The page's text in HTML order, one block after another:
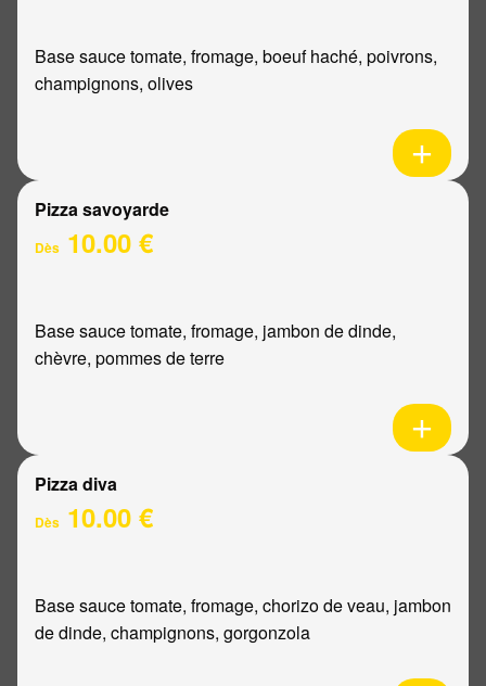
Base sauce tomate, fromage, boeuf haché, poivrons,
champignons, olives
Pizza savoyarde
Dès 10.00 €
Base sauce tomate, fromage, jambon de dinde,
chèvre, pommes de terre
Pizza diva
Dès 10.00 €
Base sauce tomate, fromage, chorizo de veau, jambon
de dinde, champignons, gorgonzola